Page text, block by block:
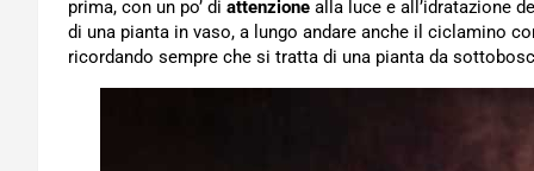
prima, con un po’ di attenzione alla luce e all’idratazione
di una pianta in vaso, a lungo andare anche il ciclamino
ricordando sempre che si tratta di una pianta da